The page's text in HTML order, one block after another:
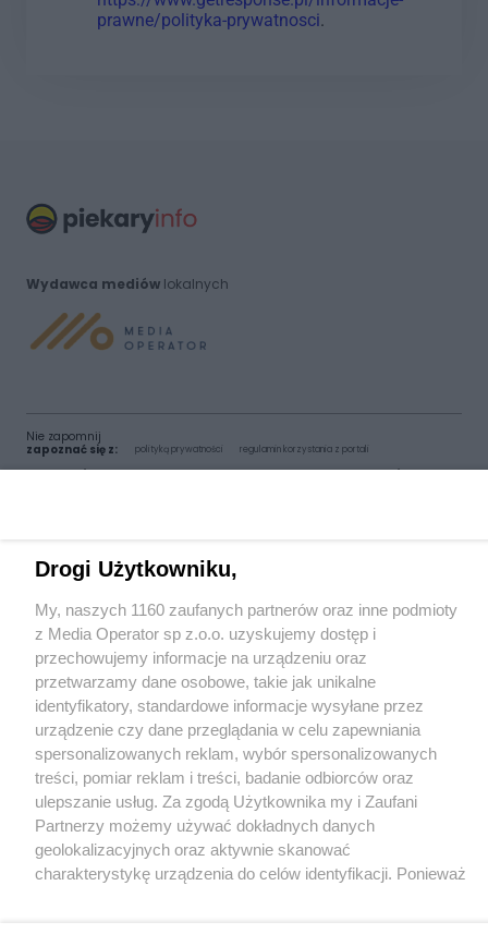
prawne/polityka-prywatnosci.
Wydawca mediówlokalnych
Nie zapomnij
zapoznać się z:
polityką prywatności regulamin korzystania z portali
Twojemiasto
Ruda Śląska
Świętochłowice
Bytom
Katowice
Zabrze
Zagłębie
Skontakuj sięz nami
Drogi Użytkowniku,
My, naszych 1160 zaufanych partnerów oraz inne podmioty
z Media Operator sp z.o.o. uzyskujemy dostęp i
przechowujemy informacje na urządzeniu oraz
przetwarzamy dane osobowe, takie jak unikalne
identyfikatory, standardowe informacje wysyłane przez
urządzenie czy dane przeglądania w celu zapewniania
spersonalizowanych reklam, wybór spersonalizowanych
treści, pomiar reklam i treści, badanie odbiorców oraz
ulepszanie usług. Za zgodą Użytkownika my i Zaufani
Partnerzy możemy używać dokładnych danych
geolokalizacyjnych oraz aktywnie skanować
charakterystykę urządzenia do celów identyfikacji. Ponieważ